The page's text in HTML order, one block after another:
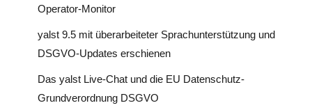
Operator-Monitor
yalst 9.5 mit überarbeiteter Sprachunterstützung und
DSGVO-Updates erschienen
Das yalst Live-Chat und die EU Datenschutz-
Grundverordnung DSGVO